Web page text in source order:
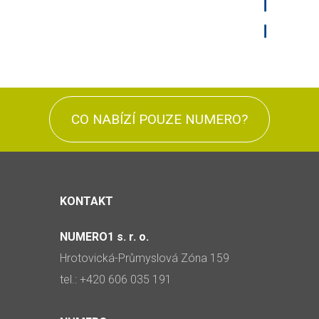
CO NABÍZÍ POUZE NUMERO?
KONTAKT
NUMERO1 s. r. o.
Hrotovická-Průmyslová Zóna 159
tel.: +420 606 035 191